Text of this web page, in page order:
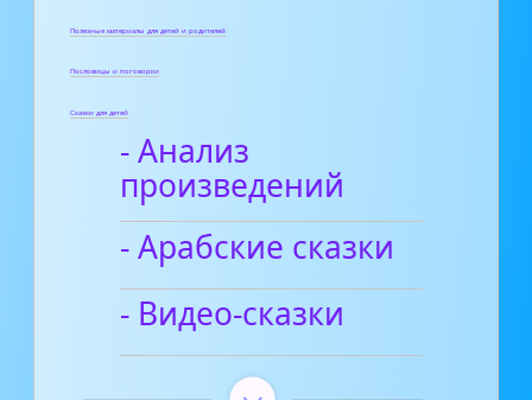
Полезные материалы для детей и родителей
Пословицы и поговорки
Сказки для детей
- Анализ
произведений
- Арабские сказки
- Видео-сказки